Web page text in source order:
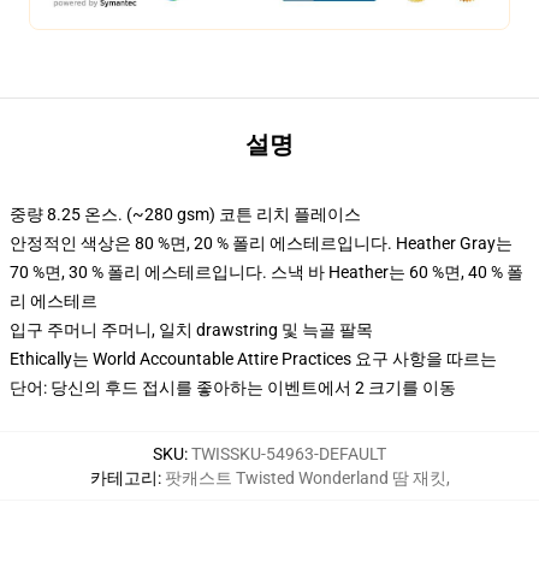
설명
중량 8.25 온스. (~280 gsm) 코튼 리치 플레이스
안정적인 색상은 80 %면, 20 % 폴리 에스테르입니다. Heather Gray는
70 %면, 30 % 폴리 에스테르입니다. 스낵 바 Heather는 60 %면, 40 % 폴
리 에스테르
입구 주머니 주머니, 일치 drawstring 및 늑골 팔목
Ethically는 World Accountable Attire Practices 요구 사항을 따르는
단어: 당신의 후드 접시를 좋아하는 이벤트에서 2 크기를 이동
SKU:TWISSKU-54963-DEFAULT
카테고리: 팟캐스트 Twisted Wonderland 땀 재킷,